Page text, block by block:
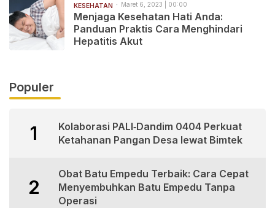
KESEHATAN Maret 6, 2023 | 00:00
Menjaga Kesehatan Hati Anda:
Panduan Praktis Cara Menghindari
Hepatitis Akut
Populer
1
Kolaborasi PALI‑Dandim 0404 Perkuat
Ketahanan Pangan Desa lewat Bimtek
2
Obat Batu Empedu Terbaik: Cara Cepat
Menyembuhkan Batu Empedu Tanpa
Operasi